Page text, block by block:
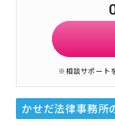
※相談サポート
かせだ法律事務所